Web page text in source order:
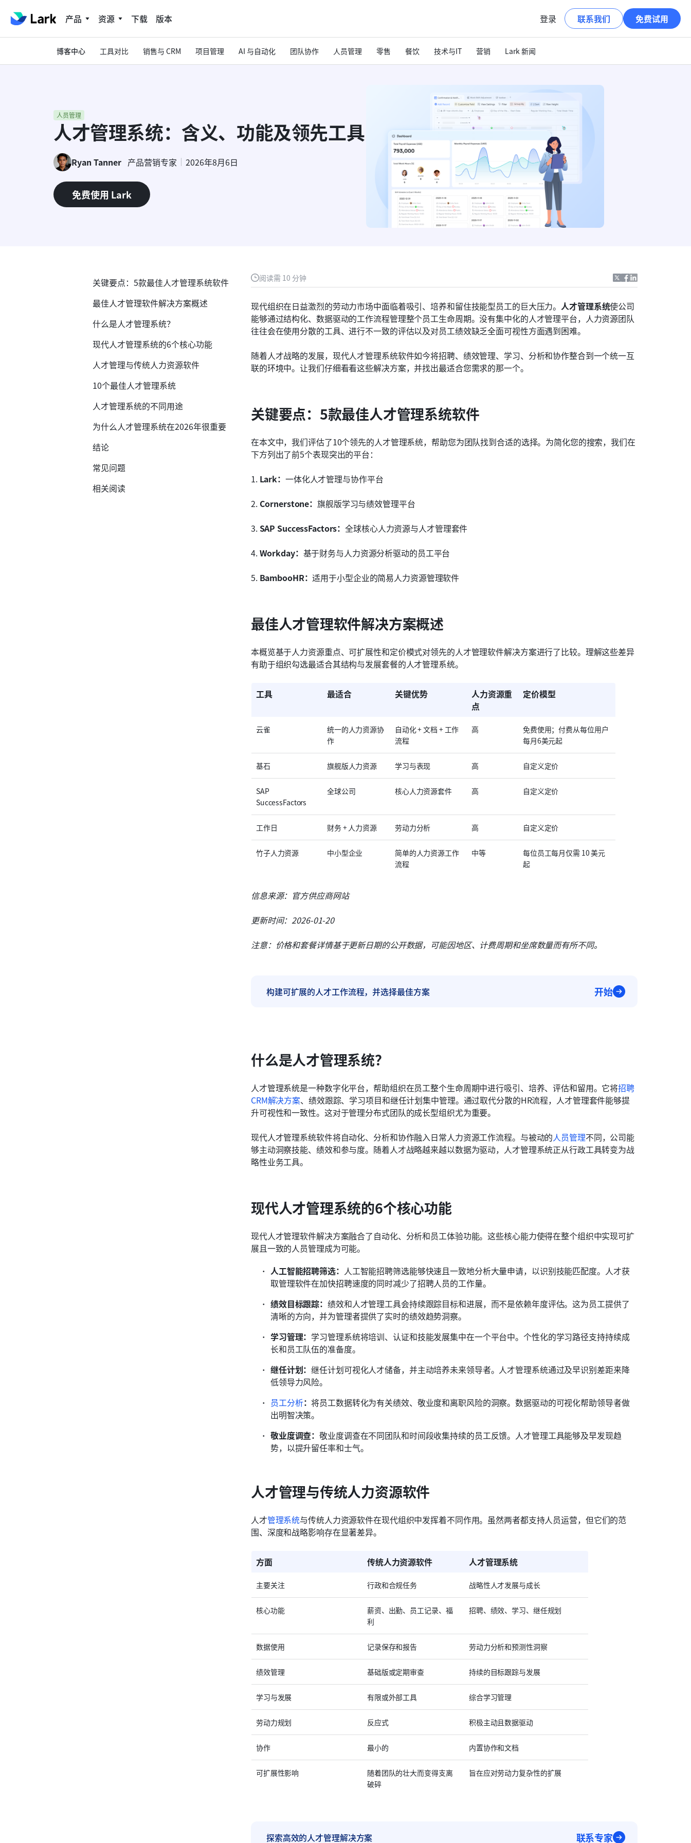
产品 资源 下载 版本 登录 联系我们 免费试用
博客中心 工具对比 销售与 CRM 项目管理 AI 与自动化 团队协作 人员管理 零售 餐饮 技术与IT 营销 Lark 新闻
人员管理
人才管理系统：含义、功能及领先工具
Ryan Tanner 产品营销专家 2026年8月6日
免费使用 Lark
阅读需 10 分钟
现代组织在日益激烈的劳动力市场中面临着吸引、培养和留住技能型员工的巨大压力。人才管理系统使公司
能够通过结构化、数据驱动的工作流程管理整个员工生命周期。没有集中化的人才管理平台，人力资源团队
往往会在使用分散的工具、进行不一致的评估以及对员工绩效缺乏全面可视性方面遇到困难。
随着人才战略的发展，现代人才管理系统软件如今将招聘、绩效管理、学习、分析和协作整合到一个统一互
联的环境中。让我们仔细看看这些解决方案，并找出最适合您需求的那一个。
关键要点：5款最佳人才管理系统软件
在本文中，我们评估了10个领先的人才管理系统，帮助您为团队找到合适的选择。为简化您的搜索，我们在
下方列出了前5个表现突出的平台：
1. Lark： 一体化人才管理与协作平台
2. Cornerstone：旗舰版学习与绩效管理平台
3. SAP SuccessFactors：全球核心人力资源与人才管理套件
4. Workday： 基于财务与人力资源分析驱动的员工平台
5. BambooHR：适用于小型企业的简易人力资源管理软件
最佳人才管理软件解决方案概述
本概览基于人力资源重点、可扩展性和定价模式对领先的人才管理软件解决方案进行了比较。理解这些差异
有助于组织勾选最适合其结构与发展套餐的人才管理系统。
工具 最适合 关键优势
人力资源重
点
定价模型
云雀
统一的人力资源协
作
自动化 + 文档 + 工作
流程
高
免费使用；付费从每位用户
每月6美元起
基石 旗舰版人力资源 学习与表现 高 自定义定价
SAP
SuccessFactors
全球公司 核心人力资源套件 高 自定义定价
工作日 财务 + 人力资源 劳动力分析 高 自定义定价
竹子人力资源 中小型企业
简单的人力资源工作
流程
中等
每位员工每月仅需 10 美元
起
信息来源：官方供应商网站
更新时间：2026-01-20
注意：价格和套餐详情基于更新日期的公开数据，可能因地区、计费周期和坐席数量而有所不同。
构建可扩展的人才工作流程，并选择最佳方案 开始
什么是人才管理系统？
人才管理系统是一种数字化平台，帮助组织在员工整个生命周期中进行吸引、培养、评估和留用。它将招聘
CRM解决方案、绩效跟踪、学习项目和继任计划集中管理。通过取代分散的HR流程，人才管理套件能够提
升可视性和一致性。这对于管理分布式团队的成长型组织尤为重要。
现代人才管理系统软件将自动化、分析和协作融入日常人力资源工作流程。与被动的人员管理不同，公司能
够主动洞察技能、绩效和参与度。随着人才战略越来越以数据为驱动，人才管理系统正从行政工具转变为战
略性业务工具。
现代人才管理系统的6个核心功能
现代人才管理软件解决方案融合了自动化、分析和员工体验功能。这些核心能力使得在整个组织中实现可扩
展且一致的人员管理成为可能。
人工智能招聘筛选： 人工智能招聘筛选能够快速且一致地分析大量申请，以识别技能匹配度。人才获
取管理软件在加快招聘速度的同时减少了招聘人员的工作量。
绩效目标跟踪：绩效和人才管理工具会持续跟踪目标和进展，而不是依赖年度评估。这为员工提供了
清晰的方向，并为管理者提供了实时的绩效趋势洞察。
学习管理： 学习管理系统将培训、认证和技能发展集中在一个平台中。个性化的学习路径支持持续成
长和员工队伍的准备度。
继任计划：继任计划可视化人才储备，并主动培养未来领导者。人才管理系统通过及早识别差距来降
低领导力风险。
员工分析：将员工数据转化为有关绩效、敬业度和离职风险的洞察。数据驱动的可视化帮助领导者做
出明智决策。
敬业度调查：敬业度调查在不同团队和时间段收集持续的员工反馈。人才管理工具能够及早发现趋
势，以提升留任率和士气。
人才管理与传统人力资源软件
人才管理系统与传统人力资源软件在现代组织中发挥着不同作用。虽然两者都支持人员运营，但它们的范
围、深度和战略影响存在显著差异。
方面 传统人力资源软件 人才管理系统
主要关注 行政和合规任务 战略性人才发展与成长
核心功能
薪资、出勤、员工记录、福
利
招聘、绩效、学习、继任规划
数据使用 记录保存和报告 劳动力分析和预测性洞察
绩效管理 基础版或定期审查 持续的目标跟踪与发展
学习与发展 有限或外部工具 综合学习管理
劳动力规划 反应式 积极主动且数据驱动
协作 最小的 内置协作和文档
可扩展性影响
随着团队的壮大而变得支离
破碎
旨在应对劳动力复杂性的扩展
探索高效的人才管理解决方案 联系专家
关键要点：5款最佳人才管理系统软件
最佳人才管理软件解决方案概述
什么是人才管理系统？
现代人才管理系统的6个核心功能
人才管理与传统人力资源软件
10个最佳人才管理系统
人才管理系统的不同用途
为什么人才管理系统在2026年很重要
结论
常见问题
相关阅读